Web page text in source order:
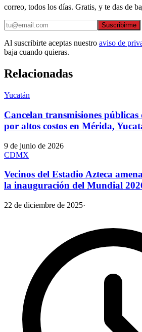
correo, todos los días. Gratis, y te das de
Suscribirme
Al suscribirte aceptas nuestro aviso de
baja cuando quieras.
Relacionadas
Yucatán
Cancelan transmisiones
por altos costos en Mérida,
9 de junio de 2026
CDMX
Vecinos del Estadio Azteca
la inauguración del Mundial
22 de diciembre de 2025·